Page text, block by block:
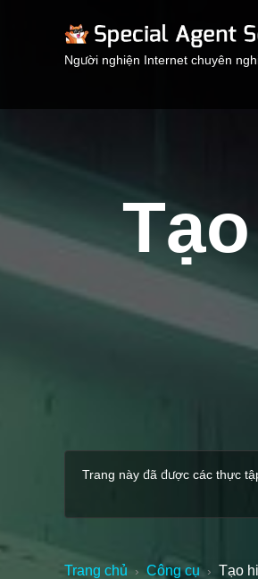
Người nghiện Internet chuyên
Trang này đã được các thực
Trang chủ › Công cụ › Tạo